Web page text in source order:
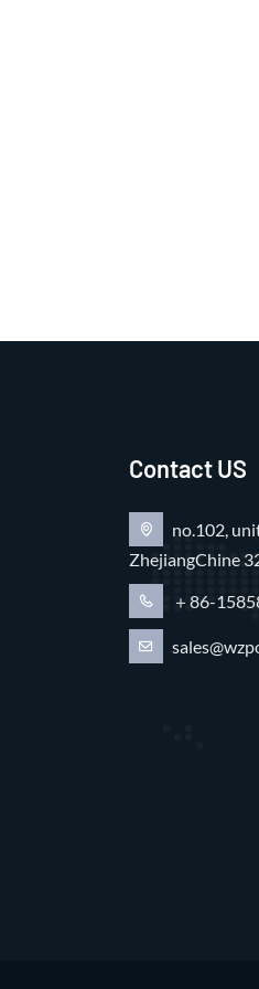
Contact US
no.102,
ZhejiangChine
＋86-